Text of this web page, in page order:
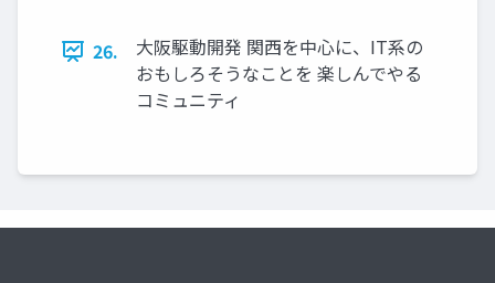
26.
大阪駆動開発 関西を中心に、IT系の
おもしろそうなことを 楽しんでやる
コミュニティ